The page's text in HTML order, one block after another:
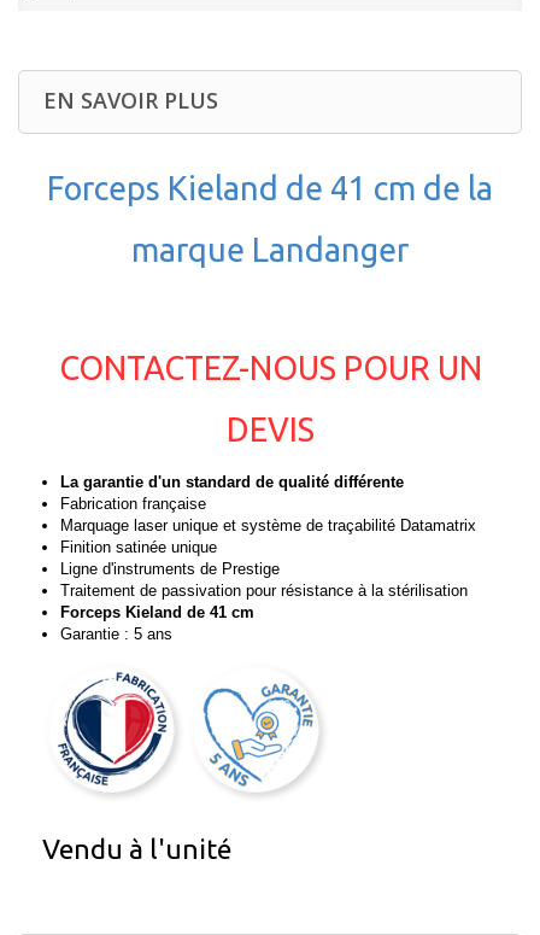
EN SAVOIR PLUS
Forceps Kieland de 41 cm de la
marque Landanger
CONTACTEZ-NOUS POUR UN
DEVIS
La garantie d'un standard de qualité différente
Fabrication française
Marquage laser unique et système de traçabilité Datamatrix
Finition satinée unique
Ligne d'instruments de Prestige
Traitement de passivation pour résistance à la stérilisation
Forceps Kieland de 41 cm
Garantie : 5 ans
Vendu à l'unité